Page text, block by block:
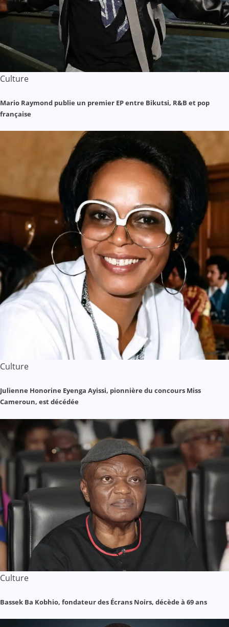
Culture
Mario Raymond publie un premier EP entre Bikutsi, R&B et pop
française
Culture
Julienne Honorine Eyenga Ayissi, pionnière du concours Miss
Cameroun, est décédée
Culture
Bassek Ba Kobhio, fondateur des Écrans Noirs, décède à 69 ans